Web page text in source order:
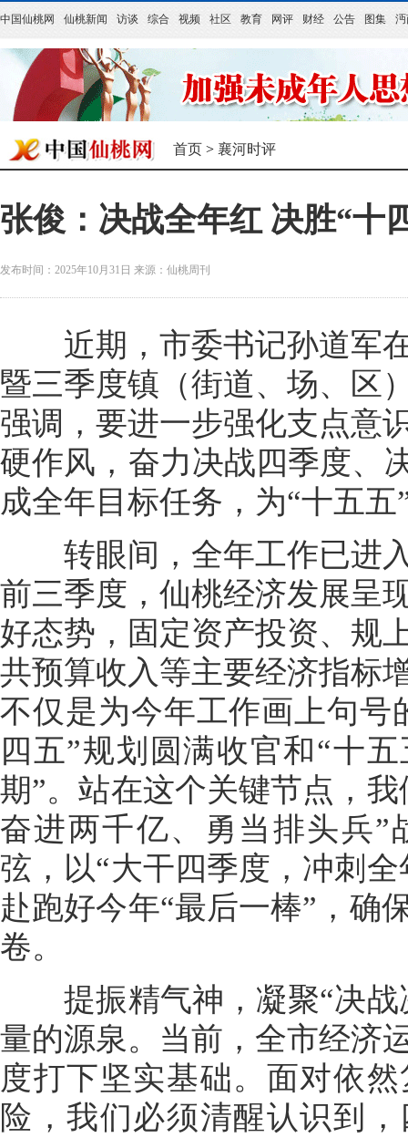
中国仙桃网 仙桃新闻 访谈 综合 视频 社区 教育 网评 财经 公告 图集
首页 > 襄河时评
张俊：决战全年红 决胜“十
发布时间：2025年10月31日 来源： 仙桃周刊
近期，市委书记孙道军在
暨三季度镇（街道、场、区
强调，要进一步强化支点意
硬作风，奋力决战四季度、
成全年目标任务，为“十五
转眼间，全年工作已进入
前三季度，仙桃经济发展呈
好态势，固定资产投资、规
共预算收入等主要经济指标
不仅是为今年工作画上句号
四五”规划圆满收官和“十
期”。站在这个关键节点，
奋进两千亿、勇当排头兵”
弦，以“大干四季度，冲刺
赴跑好今年“最后一棒”，确
卷。
提振精气神，凝聚“决战
量的源泉。当前，全市经济
度打下坚实基础。面对依
险，我们必须清醒认识到